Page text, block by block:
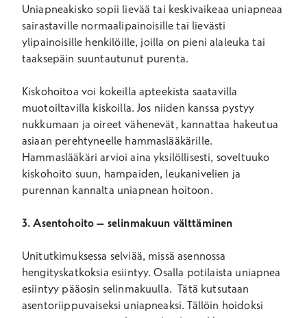
Uniapneakisko sopii lievää tai keskivaikeaa uniapneaa
sairastaville normaalipainoisille tai lievästi
ylipainoisille henkilöille, joilla on pieni alaleuka tai
taaksepäin suuntautunut purenta.
Kiskohoitoa voi kokeilla apteekista saatavilla
muotoiltavilla kiskoilla. Jos niiden kanssa pystyy
nukkumaan ja oireet vähenevät, kannattaa hakeutua
asiaan perehtyneelle hammaslääkärille.
Hammaslääkäri arvioi aina yksilöllisesti, soveltuuko
kiskohoito suun, hampaiden, leukanivelien ja
purennan kannalta uniapnean hoitoon.
3. Asentohoito – selinmakuun välttäminen
Unitutkimuksessa selviää, missä asennossa
hengityskatkoksia esiintyy. Osalla potilaista uniapnea
esiintyy pääosin selinmakuulla. Tätä kutsutaan
asentoriippuvaiseksi uniapneaksi. Tällöin hoidoksi